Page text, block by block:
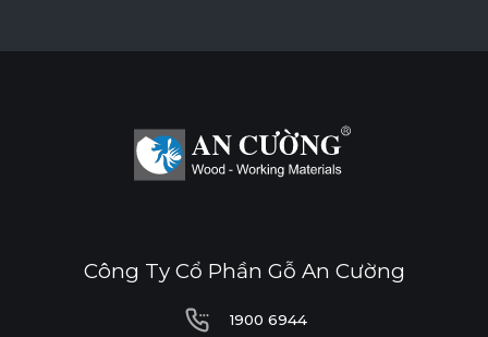
Công Ty Cổ Phần Gỗ An Cường
1900 6944